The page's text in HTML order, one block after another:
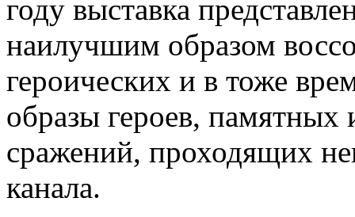
году выставка
наилучшим образом
героических и в тоже
образы героев,
сражений, проходящих
канала.